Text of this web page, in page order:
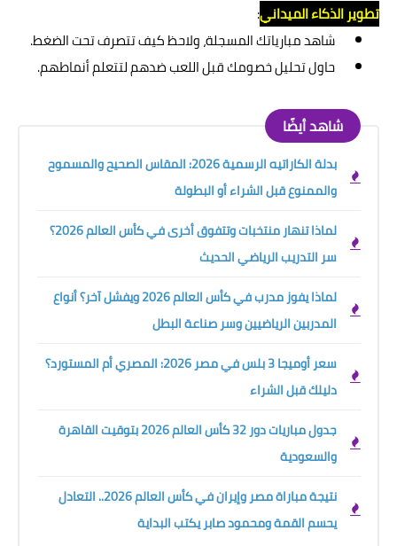
تطوير الذكاء الميداني:
شاهد مبارياتك المسجلة، ولاحظ كيف تتصرف تحت الضغط.
حاول تحليل خصومك قبل اللعب ضدهم لتتعلم أنماطهم.
شاهد أيضًا
بدلة الكاراتيه الرسمية 2026: المقاس الصحيح والمسموح
والممنوع قبل الشراء أو البطولة
لماذا تنهار منتخبات وتتفوق أخرى في كأس العالم 2026؟
سر التدريب الرياضي الحديث
لماذا يفوز مدرب في كأس العالم 2026 ويفشل آخر؟ أنواع
المدربين الرياضيين وسر صناعة البطل
سعر أوميجا 3 بلس في مصر 2026: المصري أم المستورد؟
دليلك قبل الشراء
جدول مباريات دور 32 كأس العالم 2026 بتوقيت القاهرة
والسعودية
نتيجة مباراة مصر وإيران في كأس العالم 2026.. التعادل
يحسم القمة ومحمود صابر يكتب البداية